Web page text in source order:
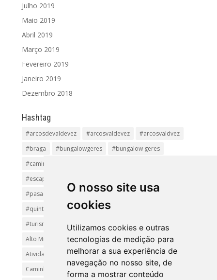
O nosso site usa
cookies
Utilizamos cookies e outras
tecnologias de medição para
melhorar a sua experiência de
navegação no nosso site, de
forma a mostrar conteúdo
Julho 2019
Maio 2019
Abril 2019
Março 2019
Fevereiro 2019
Janeiro 2019
Dezembro 2018
Hashtag
#arcosdevaldevez #arcosvaldevez
#arcosvaldvez
#braga
#bungalowgeres
#bungalow geres
#caminhadas
#escapadinha
#pasadiços
#passadiçosdovez
#penedageres
#quintalamosa
#religião
#turismoreligioso
#turismorural
#vianadocastelo
Alto Minho
Arcos de Valdevez.
Arcos Valdevez
Atividades e Passeios
aventura
Caminhadas e Passeio
Caminho de Santiago
Caminho Minhoto Ribeiro